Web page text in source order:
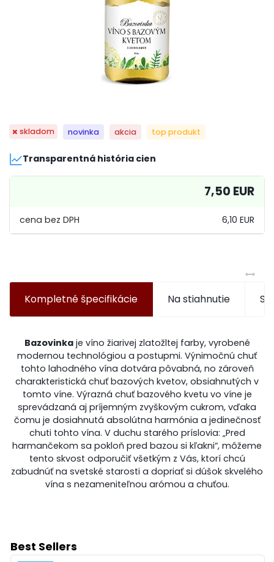
skladom novinka akcia top produkt
Transparentná história cien
6,10 EUR
7,50 EUR
Kompletné špecifikácie Na stiahnutie
Bazovinkaje víno žiarivej zlatožltej farby, vyrobené
modernou technológiou a postupmi. Výnimočnú chuť
tohto lahodného vína dotvára pôvabná, no zároveň
charakteristická chuť bazových kvetov, obsiahnutých v
tomto víne. Výrazná chuť bazového kvetu vo víne je
sprevádzaná aj príjemným zvyškovým cukrom, vďaka
čomu je dosiahnutá absolútna harmónia a jedinečnosť
chuti tohto vína. V duchu starého príslovia: „Pred
harmančekom sa pokloň pred bazou si kľakni“, môžeme
tento skvost odporučiť všetkým z Vás, ktorí chcú
zabudnúť na svetské starosti a dopriať si dúšok skvelého
vína s nezameniteľnou arómou a chuťou.
Best Sellers